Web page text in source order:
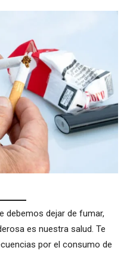
debemos dejar de fumar,
es nuestra salud. Te
por el consumo de